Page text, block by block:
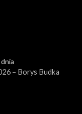
– Borys Budka